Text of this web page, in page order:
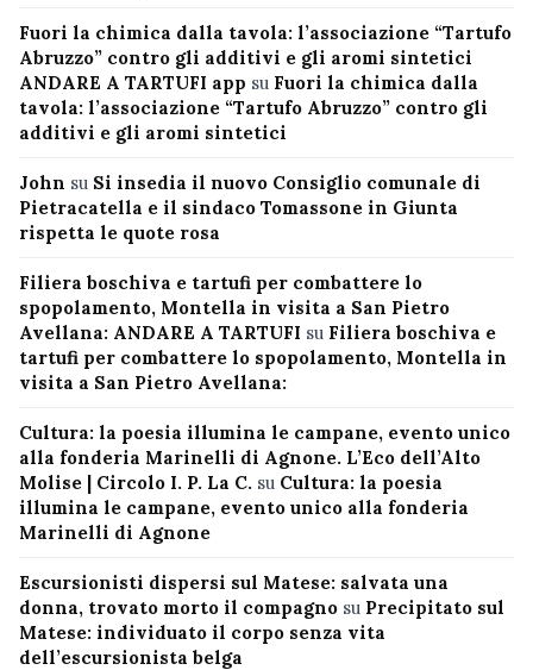
Fuori la chimica dalla tavola: l’associazione “Tartufo
Abruzzo” contro gli additivi e gli aromi sintetici
ANDARE A TARTUFI app su Fuori la chimica dalla
tavola: l’associazione “Tartufo Abruzzo” contro gli
additivi e gli aromi sintetici
John su Si insedia il nuovo Consiglio comunale di
Pietracatella e il sindaco Tomassone in Giunta
rispetta le quote rosa
Filiera boschiva e tartufi per combattere lo
spopolamento, Montella in visita a San Pietro
Avellana: ANDARE A TARTUFI su Filiera boschiva e
tartufi per combattere lo spopolamento, Montella in
visita a San Pietro Avellana:
Cultura: la poesia illumina le campane, evento unico
alla fonderia Marinelli di Agnone. L’Eco dell’Alto
Molise | Circolo I. P. La C. su Cultura: la poesia
illumina le campane, evento unico alla fonderia
Marinelli di Agnone
Escursionisti dispersi sul Matese: salvata una
donna, trovato morto il compagno su Precipitato sul
Matese: individuato il corpo senza vita
dell’escursionista belga